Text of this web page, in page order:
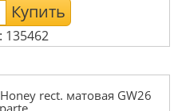
Купить
135462
rect. матовая GW26